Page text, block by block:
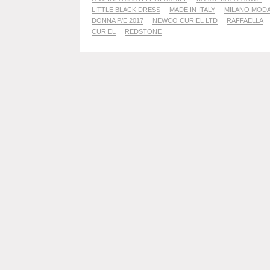
LITTLE BLACK DRESS
MADE IN ITALY
MILANO
DONNA P/E 2017
NEWCO CURIEL LTD
RAFFAELLA
CURIEL
REDSTONE